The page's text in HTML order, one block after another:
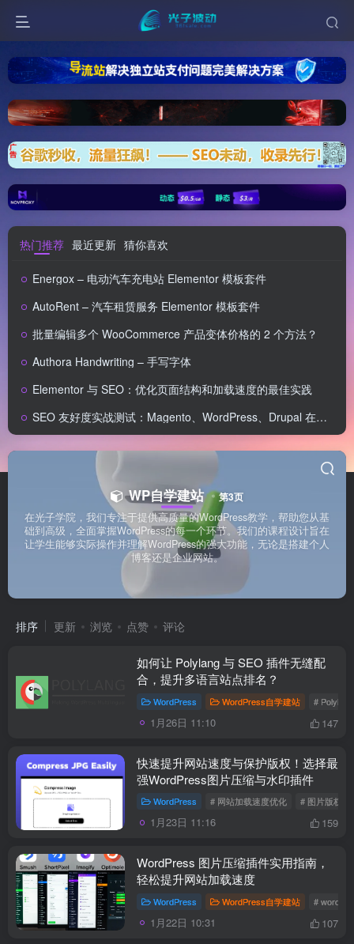
热门推荐 最近更新 猜你喜欢
Energox – 电动汽车充电站 Elementor 模板套件
AutoRent – 汽车租赁服务 Elementor 模板套件
批量编辑多个 WooCommerce 产品变体价格的 2 个方法？
Authora Handwriting – 手写字体
Elementor 与 SEO：优化页面结构和加载速度的最佳实践
SEO 友好度实战测试：Magento、WordPress、Drupal 在核心 SEO 要素上的表现对比
WP自学建站 第3页
在光子学院，我们专注于提供高质量的WordPress教学，帮助您从基
础到高级，全面掌握WordPress的每一个环节。我们的课程设计旨在
让学生能够实际操作并理解WordPress的强大功能，无论是搭建个人
博客还是企业网站。
排序 更新 浏览 点赞 评论
如何让 Polylang 与 SEO 插件无缝配
合，提升多语言站点排名？
WordPress WordPress自学建站 #
1月26日 11:10 147
快速提升网站速度与保护版权！选择最
强WordPress图片压缩与水印插件
WordPress # 网站加载速度优化 # 图片版权保
1月23日 11:16 159
WordPress 图片压缩插件实用指南，
轻松提升网站加载速度
WordPress WordPress自学建站 #
1月22日 10:31 107